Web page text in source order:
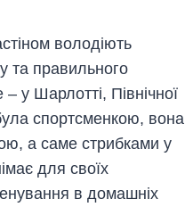
володіють
та правильного
у Шарлотті, Північної
спортсменкою, вона
а саме стрибками у
для своїх
в домашніх